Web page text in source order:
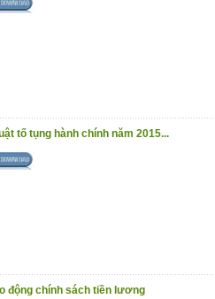
đến bạn đọc !
tố tụng hành chính năm 2015...
động chính sách tiền lương